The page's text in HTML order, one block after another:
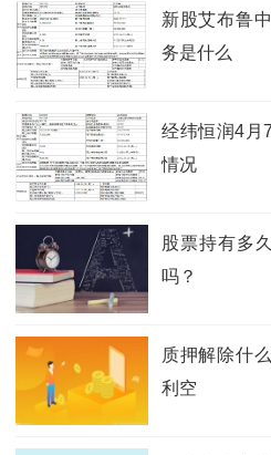
新股艾布鲁
务是什么
经纬恒润4月
情况
股票持有多
吗？
质押解除什
利空